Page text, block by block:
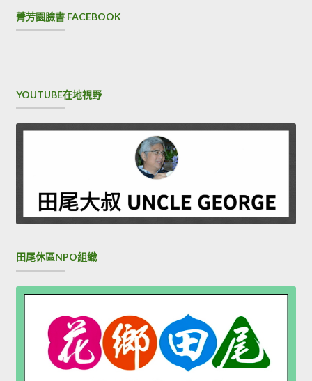
菁芳園臉書 FACEBOOK
YOUTUBE在地視野
田尾休區NPO組織